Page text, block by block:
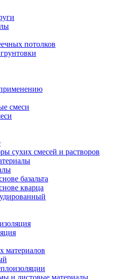
потолков
смеси
сухих смесей и растворов
базальта
кварца
материалов
и листовые материалы